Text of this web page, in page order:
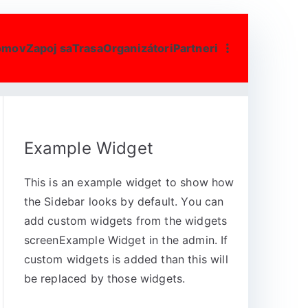
Zapoj saTrasaOrganizátoriPartneri
Example Widget
This is an example widget to show how
the Sidebar looks by default. You can
add custom widgets from the widgets
screenExample Widget in the admin. If
custom widgets is added than this will
be replaced by those widgets.